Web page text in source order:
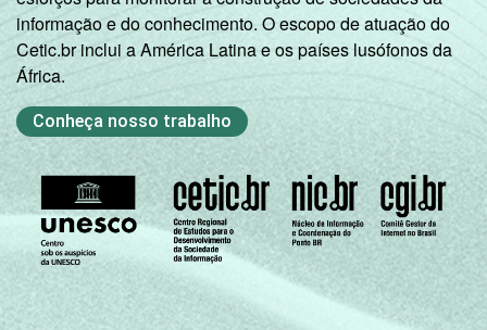
informação e do conhecimento. O escopo de atuação do
Cetic.br inclui a América Latina e os países lusófonos da
África.
Conheça nosso trabalho